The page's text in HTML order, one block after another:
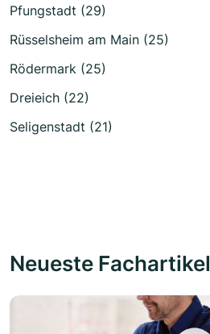
Pfungstadt (29)
Rüsselsheim am Main (25)
Rödermark (25)
Dreieich (22)
Seligenstadt (21)
Neueste Fachartikel